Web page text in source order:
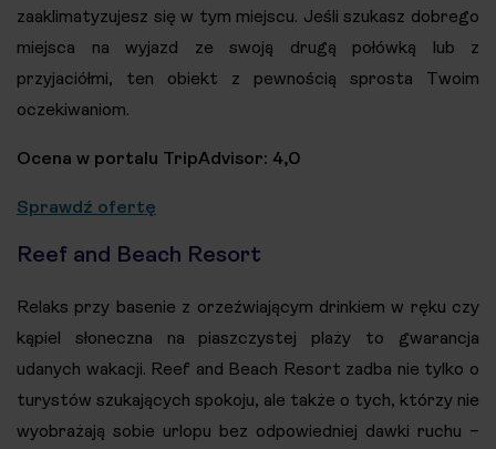
zaaklimatyzujesz się w tym miejscu. Jeśli szukasz dobrego
miejsca na wyjazd ze swoją drugą połówką lub z
przyjaciółmi, ten obiekt z pewnością sprosta Twoim
oczekiwaniom.
Ocena w portalu TripAdvisor: 4,0
Sprawdź ofertę
Reef and Beach Resort
Relaks przy basenie z orzeźwiającym drinkiem w ręku czy
kąpiel słoneczna na piaszczystej plaży to gwarancja
udanych wakacji. Reef and Beach Resort zadba nie tylko o
turystów szukających spokoju, ale także o tych, którzy nie
wyobrażają sobie urlopu bez odpowiedniej dawki ruchu –